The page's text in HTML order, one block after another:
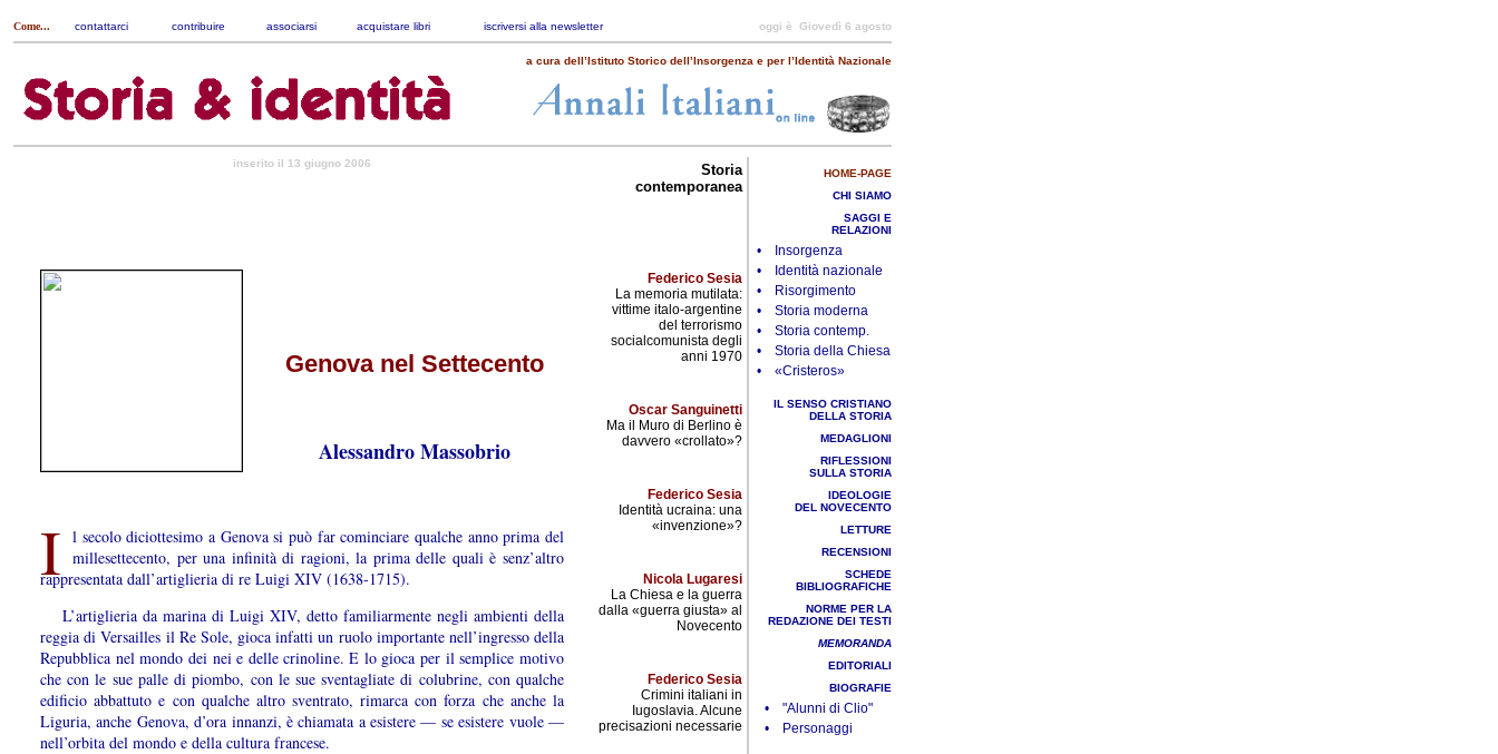
Come... contattarci contribuire associarsi acquistare libri iscriversi alla newsletter oggi è Giovedì 6 agosto
a cura dell’Istituto Storico dell’Insorgenza e per l’Identità Nazionale
inserito il 13 giugno 2006
Genova nel Settecento
Alessandro Massobrio
I l secolo diciottesimo a Genova si può far cominciare qualche anno prima del
millesettecento, per una infinità di ragioni, la prima delle quali è senz’altro
rappresentata dall’artiglieria di re Luigi XIV (1638-1715).
L’artiglieria da marina di Luigi XIV, detto familiarmente negli ambienti della
reggia di Versailles il Re Sole, gioca infatti un ruolo importante nell’ingresso della
Repubblica nel mondo dei nei e delle crinoline. E lo gioca per il semplice motivo
che con le sue palle di piombo, con le sue sventagliate di colubrine, con qualche
edificio abbattuto e con qualche altro sventrato, rimarca con forza che anche la
Liguria, anche Genova, d’ora innanzi, è chiamata a esistere — se esistere vuole —
nell’orbita del mondo e della cultura francese.
Storia
contemporanea
Federico Sesia
La memoria mutilata:
vittime italo-argentine
del terrorismo
socialcomunista degli
anni 1970
Oscar Sanguinetti
Ma il Muro di Berlino è
davvero «crollato»?
Federico Sesia
Identità ucraina: una
«invenzione»?
Nicola Lugaresi
La Chiesa e la guerra
dalla «guerra giusta» al
Novecento
Federico Sesia
Crimini italiani in
Iugoslavia. Alcune
precisazioni necessarie
HOME-PAGE
CHI SIAMO
SAGGI E
RELAZIONI
• Insorgenza
• Identità nazionale
• Risorgimento
• Storia moderna
• Storia contemp.
• Storia della Chiesa
• «Cristeros»
IL SENSO CRISTIANO
DELLA STORIA
MEDAGLIONI
RIFLESSIONI
SULLA STORIA
IDEOLOGIE
DEL NOVECENTO
LETTURE
RECENSIONI
SCHEDE
BIBLIOGRAFICHE
NORME PER LA
REDAZIONE DEI TESTI
MEMORANDA
EDITORIALI
BIOGRAFIE
• "Alunni di Clio"
• Personaggi